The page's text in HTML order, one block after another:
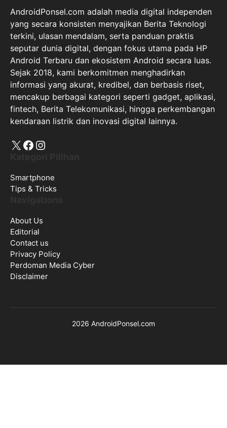
AndroidPonsel.com adalah media digital independen
yang secara konsisten menyajikan Berita Teknologi
terkini, ulasan mendalam, serta panduan praktis
seputar dunia digital, dengan fokus utama pada HP
Android Terbaru dan ekosistem Android secara luas.
Sejak 2018, kami berkomitmen menghadirkan
informasi yang akurat, kredibel, dan berbasis riset,
mencakup berbagai kategori seperti gadget, aplikasi,
fintech, Berita Telekomunikasi, hingga perkembangan
kendaraan listrik dan inovasi digital lainnya.
X Facebook
Instagram
Smartphone
Tips & Tricks
About Us
Editorial
Contact us
Privacy Policy
Perdoman Media Cyber
Disclaimer
2026 AndroidPonsel.com